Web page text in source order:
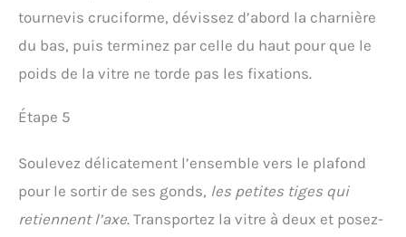
tournevis cruciforme, dévissez d’abord la charnière
du bas, puis terminez par celle du haut pour que le
poids de la vitre ne torde pas les fixations.
Étape 5
Soulevez délicatement l’ensemble vers le plafond
pour le sortir de ses gonds, les petites tiges qui
retiennent l’axe. Transportez la vitre à deux et posez-